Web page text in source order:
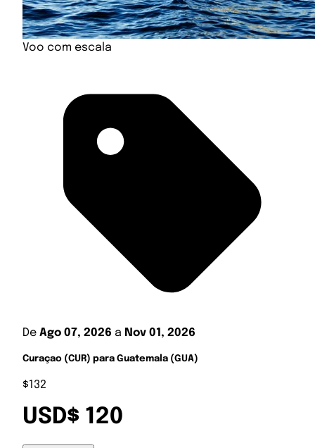
Voo com escala
De Ago 07, 2026 a Nov 01, 2026
Curaçao (CUR) para Guatemala (GUA)
$132
USD$ 120